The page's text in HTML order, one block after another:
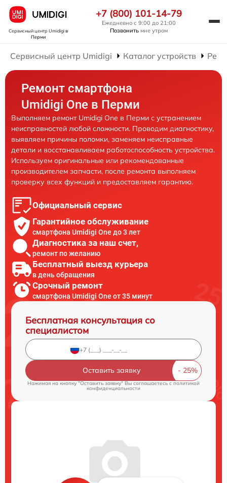
Сервисный центр Umidigiв
Перми
+7 (800) 101-14-79
Ежедневно с 9:00 до 21:00
Позвонить мне утром
Сервисный центр Umidigi Каталог устройств
Ремонт смартфона
Umidigi One в Перми
Выполняем ремонт Umidigi One в Перми с устранением
неисправностей любой сложности. Проводим диагностику,
выявляем причины поломки, заменяем неисправные
детали и восстанавливаем работоспособность устройства.
Используем оригинальные или рекомендованные
производителем запчасти, после ремонта выполняем
проверку всех функций и предоставляем гарантию.
Официальный сервис
Гарантийное обслуживание
смартфона Umidigi One до 3 лет
Диагностика за наш счет,
ремонт по желанию
Бесплатный выезд курьера
в день обращения
Срочный ремонт
смартфона Umidigi One от 35 минут
Бесплатная консультация со
специалистом
Оставить заявку
Нажимая на кнопку "Оставить заявку" Вы соглашаетесь c политикой
конфиденциальности